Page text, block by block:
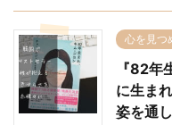
心を見つ
『82年
に生ま
姿を通